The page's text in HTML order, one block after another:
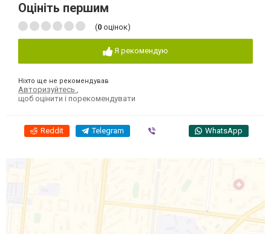
Оцініть першим
(0 оцінок)
Я рекомендую
Ніхто ще не рекомендував
Авторизуйтесь
щоб оцінити і порекомендувати
Reddit Telegram WhatsApp